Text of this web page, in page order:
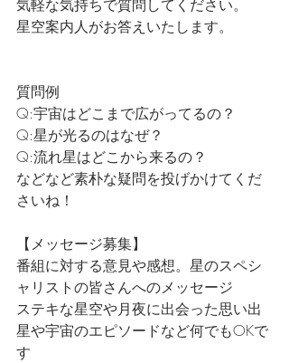
気軽な気持ちで質問してください。
星空案内人がお答えいたします。
質問例
Q:宇宙はどこまで広がってるの？
Q:星が光るのはなぜ？
Q:流れ星はどこから来るの？
などなど素朴な疑問を投げかけてくだ
さいね！
【メッセージ募集】
番組に対する意見や感想。星のスペシ
ャリストの皆さんへのメッセージ
ステキな星空や月夜に出会った思い出
星や宇宙のエピソードなど何でもOKで
す